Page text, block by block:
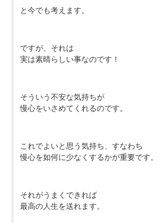
と今でも考えます。
ですが、それは
実は素晴らしい事なのです！
そういう不安な気持ちが
慢心をいさめてくれるのです。
これでよいと思う気持ち、すなわち
慢心を如何に少なくするかが重要です。
それがうまくできれば
最高の人生を送れます。